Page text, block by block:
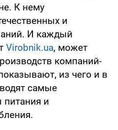
К нему
и
И каждый
Virobnik.ua, может
компаний-
из чего и в
самые
питания и